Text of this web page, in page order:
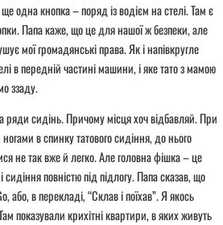
ще одна кнопка – поряд із водієм на стелі. Там є
Папа каже, що це для нашої ж безпеки, але
мої громадянські права. Як і напівкругле
в передній частині машини, і яке тато з мамою
ззаду.
ряди сидінь. Причому місця хоч відбавляй. При
в спинку татового сидіння, до нього
не так вже й легко. Але головна фішка – це
сидіння повністю під підлогу. Папа сказав, що
або, в перекладі, “Склав і поїхав”. Я якось
показували крихітні квартири, в яких живуть